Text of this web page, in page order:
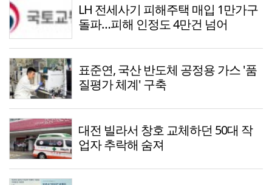
LH 전세사기 피해주택 매입 1만가구
돌파…피해 인정도 4만건 넘어
표준연, 국산 반도체 공정용 가스 '품
질평가 체계' 구축
대전 빌라서 창호 교체하던 50대 작
업자 추락해 숨져